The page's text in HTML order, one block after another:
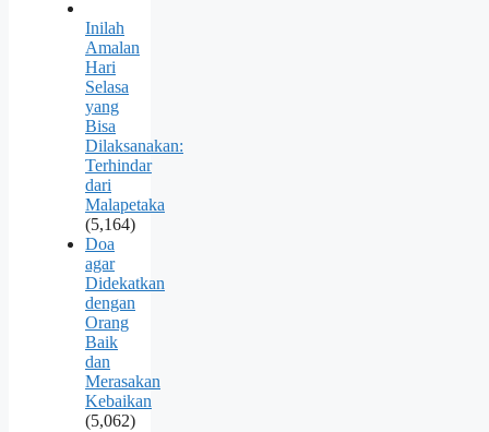
Inilah
Amalan
Hari
Selasa
yang
Bisa
Dilaksanakan:
Terhindar
dari
Malapetaka
(5,164)
Doa
agar
Didekatkan
dengan
Orang
Baik
dan
Merasakan
Kebaikan
(5,062)